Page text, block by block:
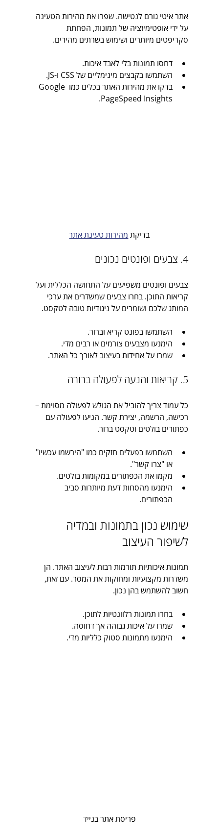
אתר איטי גורם לנטישה. שפרו את מהירות הטעינה
על ידי אופטימיזציה של תמונות, הפחתת
סקריפטים מיותרים ושימוש בשרתים מהירים.
דחסו תמונות בלי לאבד איכות.
השתמשו בקבצים מינימליים של CSS ו-JS.
בדקו את מהירות האתר בכלים כמו Google
PageSpeed Insights.
בדיקת מהירות טעינת אתר
4. צבעים ופונטים נכונים
צבעים ופונטים משפיעים על התחושה הכללית ועל
קריאות התוכן. בחרו צבעים שמשדרים את ערכי
המותג שלכם ושומרים על ניגודיות טובה לטקסט.
השתמשו בפונט קריא וברור.
הימנעו מצבעים צורמים או רבים מדי.
שמרו על אחידות בעיצוב לאורך כל האתר.
5. קריאות והנעה לפעולה ברורה
כל עמוד צריך להוביל את הגולש לפעולה מסוימת –
רכישה, הרשמה, יצירת קשר. הניעו לפעולה עם
כפתורים בולטים וטקסט ברור.
השתמשו בפעלים חזקים כמו "הירשמו עכשיו"
או "צרו קשר".
מקמו את הכפתורים במקומות בולטים.
הימנעו מהסחות דעת מיותרות סביב
הכפתורים.
שימוש נכון בתמונות ובמדיה
לשיפור העיצוב
תמונות איכותיות תורמות רבות לעיצוב האתר. הן
משדרות מקצועיות ומחזקות את המסר. עם זאת,
חשוב להשתמש בהן נכון.
בחרו תמונות רלוונטיות לתוכן.
שמרו על איכות גבוהה אך דחוסה.
הימנעו מתמונות סטוק כלליות מדי.
פריסת אתר בנייד